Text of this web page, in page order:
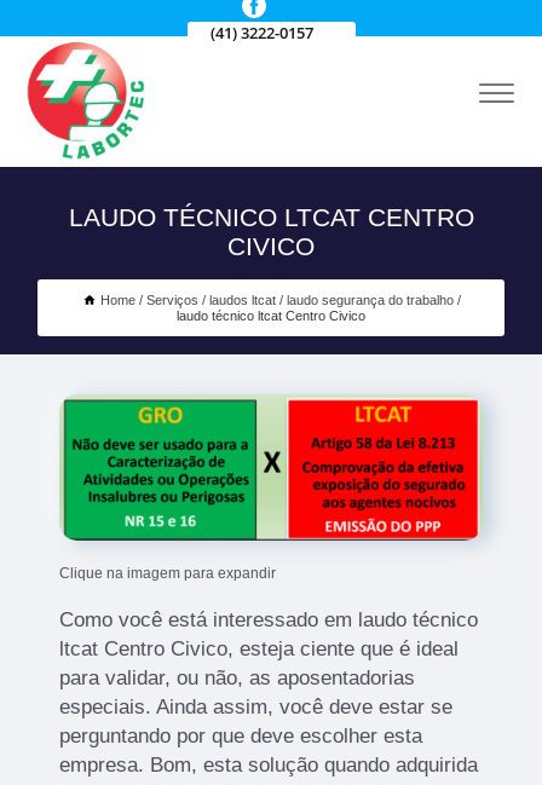
(41) 3222-0157
LAUDO TÉCNICO LTCAT CENTRO
CIVICO
Home Serviços laudos ltcat
laudo segurança do trabalho
laudo técnico ltcat Centro Civico
Clique na imagem para expandir
Como você está interessado em laudo técnico
ltcat Centro Civico, esteja ciente que é ideal
para validar, ou não, as aposentadorias
especiais. Ainda assim, você deve estar se
perguntando por que deve escolher esta
empresa. Bom, esta solução quando adquirida